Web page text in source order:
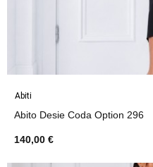
Abiti
Abito Desie Coda Option 296
140,00 €